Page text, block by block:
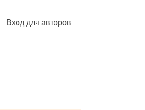
Вход для авторов